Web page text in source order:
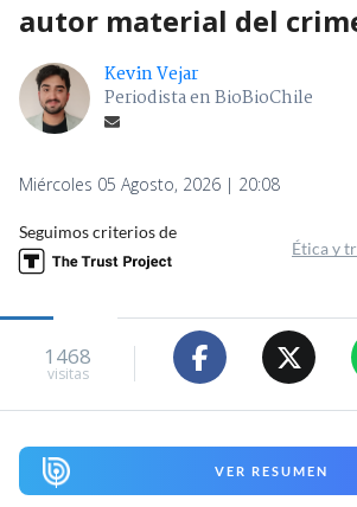
autor material del
Kevin Vejar
Periodista en BioBioChile
Miércoles 05 Agosto, 2026 | 20:08
Seguimos criterios de
Ética y
1468
visitas
VER RESUMEN